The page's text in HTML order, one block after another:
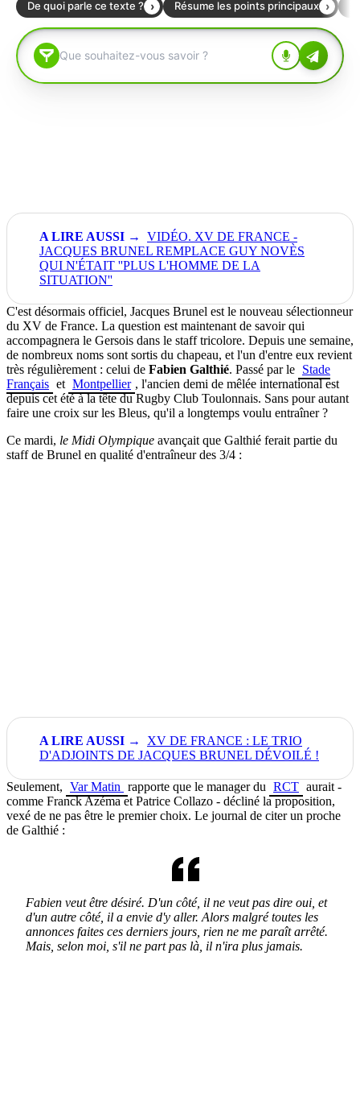
VIDÉO. XV DE FRANCE -
JACQUES BRUNEL REMPLACE GUY NOVÈS
QUI N'ÉTAIT ''PLUS L'HOMME DE LA
SITUATION''
C'est désormais officiel, Jacques Brunel est le nouveau sélectionneur
du XV de France. La question est maintenant de savoir qui
accompagnera le Gersois dans le staff tricolore. Depuis une semaine,
de nombreux noms sont sortis du chapeau, et l'un d'entre eux revient
très régulièrement : celui de Fabien Galthié. Passé par le Stade
Français et Montpellier , l'ancien demi de mêlée international est
depuis cet été à la tête du Rugby Club Toulonnais. Sans pour autant
faire une croix sur les Bleus, qu'il a longtemps voulu entraîner ?
Ce mardi, le Midi Olympique avançait que Galthié ferait partie du
staff de Brunel en qualité d'entraîneur des 3/4 :
XV DE FRANCE : LE TRIO
D'ADJOINTS DE JACQUES BRUNEL DÉVOILÉ !
Seulement, Var Matin rapporte que le manager du RCT aurait -
comme Franck Azéma et Patrice Collazo - décliné la proposition,
vexé de ne pas être le premier choix. Le journal de citer un proche
de Galthié :
Fabien veut être désiré. D'un côté, il ne veut pas dire oui, et
d'un autre côté, il a envie d'y aller. Alors malgré toutes les
annonces faites ces derniers jours, rien ne me paraît arrêté.
Mais, selon moi, s'il ne part pas là, il n'ira plus jamais.